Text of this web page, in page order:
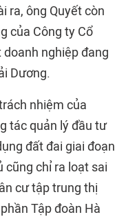
ra, ông Quyết còn
của Công ty Cổ
nghiệp đang
Dương.
nhiệm của
tác quản lý đầu tư
đất đai giai đoạn
cũng chỉ ra loạt sai
cư tập trung thị
Tập đoàn Hà